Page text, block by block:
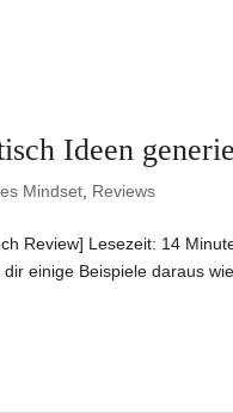
Ideen
Mindset Reviews
Review] Lesezeit: 14
einige Beispiele daraus